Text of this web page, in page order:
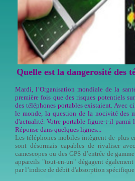
Quelle est la dangerosité des
Mardi, l’Organisation mondiale de la
première fois que des risques potentiels
des téléphones portables existaient. Avec
le monde, la question de la nocivité des
d'actualité. Votre portable figure-t-il parmi
Réponse dans quelques lignes...
Les téléphones mobiles intègrent de plus
sont désormais capables de rivaliser
camescopes ou des GPS d’entrée de
appareils "tout-en-un" dégagent
par l’indice de débit d'absorption spécifique